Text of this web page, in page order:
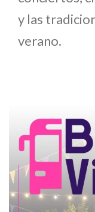
y las
verano.